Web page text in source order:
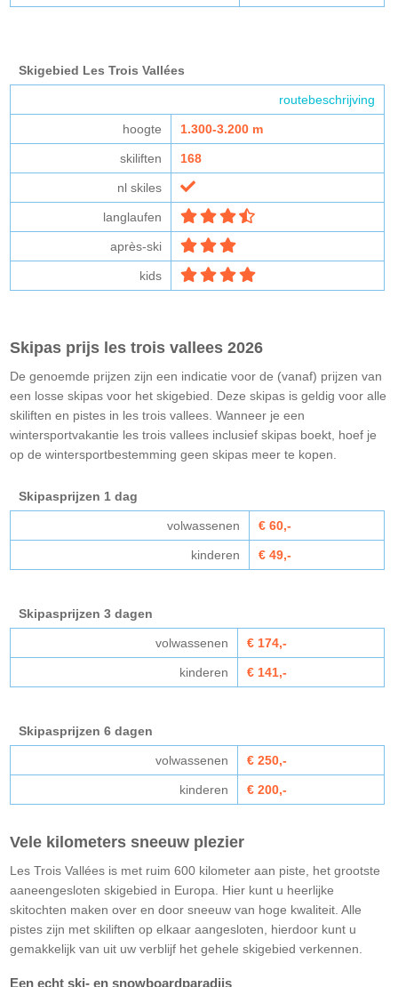
Skigebied Les Trois Vallées
routebeschrijving
hoogte 1.300-3.200 m
skiliften 168
nl skiles
langlaufen
après-ski
kids
Skipas prijs les trois vallees 2026
De genoemde prijzen zijn een indicatie voor de (vanaf) prijzen van
een losse skipas voor het skigebied. Deze skipas is geldig voor alle
skiliften en pistes in les trois vallees. Wanneer je een
wintersportvakantie les trois vallees inclusief skipas boekt, hoef je
op de wintersportbestemming geen skipas meer te kopen.
Skipasprijzen 1 dag
volwassenen € 60,-
kinderen € 49,-
Skipasprijzen 3 dagen
volwassenen € 174,-
kinderen € 141,-
Skipasprijzen 6 dagen
volwassenen € 250,-
kinderen € 200,-
Vele kilometers sneeuw plezier
Les Trois Vallées is met ruim 600 kilometer aan piste, het grootste
aaneengesloten skigebied in Europa. Hier kunt u heerlijke
skitochten maken over en door sneeuw van hoge kwaliteit. Alle
pistes zijn met skiliften op elkaar aangesloten, hierdoor kunt u
gemakkelijk van uit uw verblijf het gehele skigebied verkennen.
Een echt ski- en snowboardparadijs